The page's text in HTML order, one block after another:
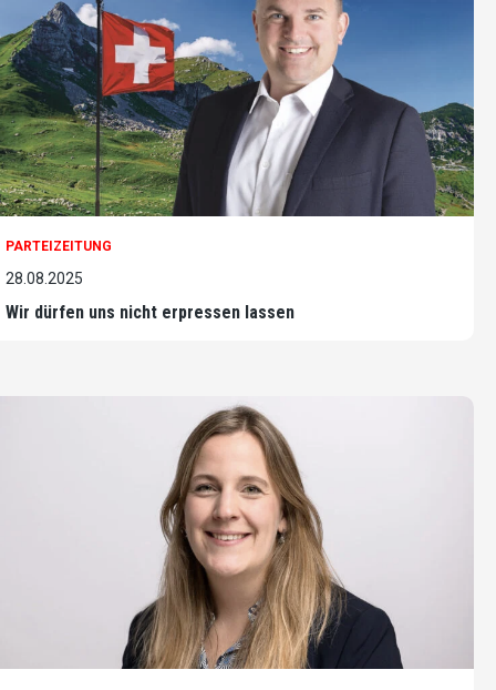
PARTEIZEITUNG
28.08.2025
Wir dürfen uns nicht erpressen lassen